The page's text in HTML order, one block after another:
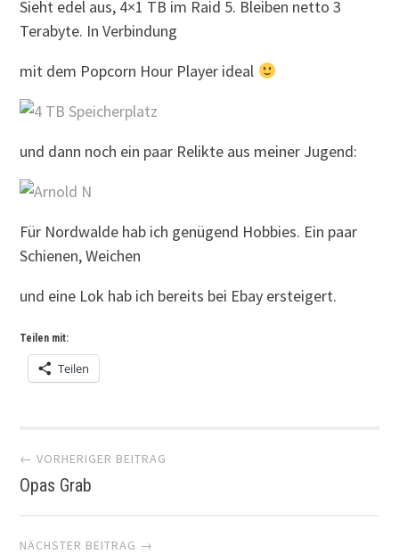
Sieht edel aus, 4×1 TB im Raid 5. Bleiben netto 3
Terabyte. In Verbindung
mit dem Popcorn Hour Player ideal
und dann noch ein paar Relikte aus meiner Jugend:
Für Nordwalde hab ich genügend Hobbies. Ein paar
Schienen, Weichen
und eine Lok hab ich bereits bei Ebay ersteigert.
Teilen mit:
Teilen
Artikel-
Navigation
← VORHERIGER BEITRAG
Opas Grab
NÄCHSTER BEITRAG →